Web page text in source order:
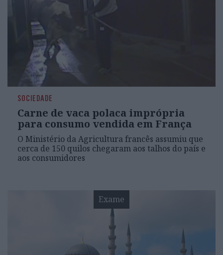
SOCIEDADE
Carne de vaca polaca imprópria
para consumo vendida em França
O Ministério da Agricultura francês assumiu que
cerca de 150 quilos chegaram aos talhos do país e
aos consumidores
Exame